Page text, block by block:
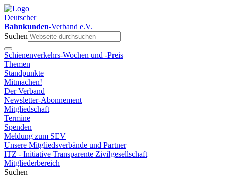
Deutscher
Bahnkunden-Verband e.V.
Suchen
Schienenverkehrs-Wochen und -Preis
Themen
Standpunkte
Mitmachen!
Der Verband
Newsletter-Abonnement
Mitgliedschaft
Termine
Spenden
Meldung zum SEV
Unsere Mitgliedsverbände und Partner
ITZ - Initiative Transparente Zivilgesellschaft
Mitgliederbereich
Suchen